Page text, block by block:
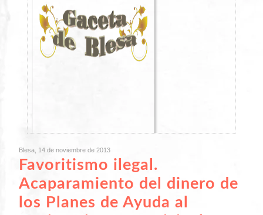
Blesa, 14 de noviembre de 2013
Favoritismo ilegal.
Acaparamiento del dinero de
los Planes de Ayuda al